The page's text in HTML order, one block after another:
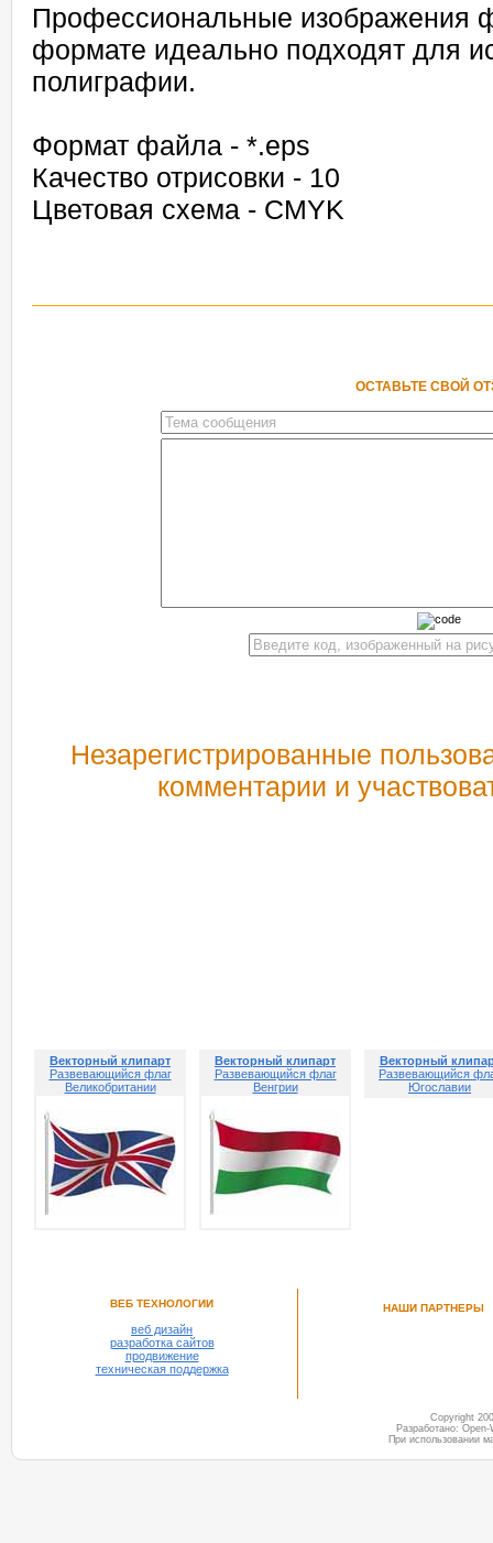
Профессиональные изображения
формате идеально подходят для
полиграфии.
Формат файла - *.eps
Качество отрисовки - 10
Цветовая схема - CMYK
ОСТАВЬТЕ СВОЙ
Незарегистрированные
комментарии и
Векторный клипарт
Развевающийся флаг
Великобритании
Векторный клипарт
Развевающийся флаг
Венгрии
Векторный
Развевающийся
Югославии
ВЕБ ТЕХНОЛОГИИ
веб дизайн
разработка сайтов
продвижение
техническая поддержка
НАШИ ПАРТНЕРЫ
Copyright
Разработано:
При использовании